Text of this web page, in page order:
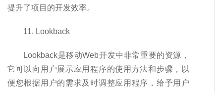
提升了项目的开发效率。
11. Lookback
Lookback是移动Web开发中非常重要的资源，
它可以向用户展示应用程序的使用方法和步骤，以
便您根据用户的需求及时调整应用程序，给予用户